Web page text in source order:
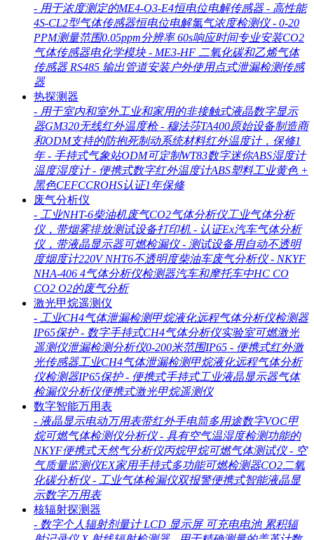
- 用于浓度测定的ME4-O3-E4恒电位电解传感器 - 高性能
4S-CL2型气体传感器恒电位电解氯气浓度检测仪 - 0-20
PPM测量范围0.05ppm分辨率 60s响应时间专业安装CO2
气体传感器电化学模块 - ME3-HF 二氧化碳和乙烯气体
传感器 RS485 输出管道安装户外使用点式泄漏检测传感
器
热探测器
- 用于室内和室外工业和家用的非接触式液晶数字显示
器GM320无线红外温度枪 - 穆法莎TA400原始设备制造商
和ODM支持的防抱死制动系统材料红外温度计，保修1
年 - 手持式气象站ODM可定制WT83数字迷你ABS湿度计
温度湿度计 - 便携式数字红外温度计ABS塑料工业黄色 +
黑色CEFCCROHS认证1年保修
废气分析仪
- 工业NHT-6柴油机废气CO2气体分析仪工业气体分析
仪，带烟雾排放测试设备打印机 - 认证Ex汽车气体分析
仪，带液晶显示器可燃检漏仪 - 测试设备用自动不透明
度烟度计220V NHT6不透明度柴油车废气分析仪 - NKYF
NHA-406 4气体分析仪检测器汽车和摩托车中HC CO
CO2 O2的废气分析
激光甲烷遥测仪
- 工业CH4气体泄漏检测甲烷液化远程气体分析仪检测器
IP65保护 - 数字手持式CH4气体分析仪实验室可燃激光
遥测仪泄漏检测分析仪0-200米范围IP65 - 便携式红外激
光传感器工业CH4气体泄漏检测甲烷液化远程气体分析
仪检测器IP65保护 - 便携式手持式工业液晶显示器气体
检漏仪分析仪便携式激光甲烷遥测仪
数字智能万用表
- 液晶显示电动万用表带红外手电筒多用途数字VOC甲
烷可燃气体检测仪分析仪 - 具有空气温湿度检测功能的
NKYF便携式天然气分析仪丙烷甲烷可燃气体测试仪 - 空
气质量监测仪EX家用手持式多功能可燃检测器CO2二氧
化碳分析仪 - 工业气体检漏仪双报警便携式智能液晶显
示数字万用表
核辐射探测器
- 数字个人辐射剂量计 LCD 显示屏 可充电电池 累积辐